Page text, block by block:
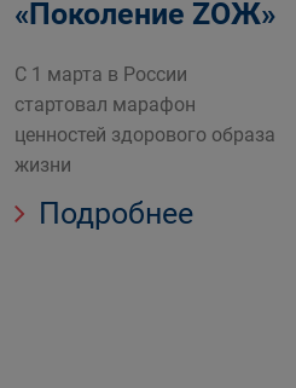
«Поколение ZОЖ»
С 1 марта в России
стартовал марафон
ценностей здорового образа
жизни
Подробнее